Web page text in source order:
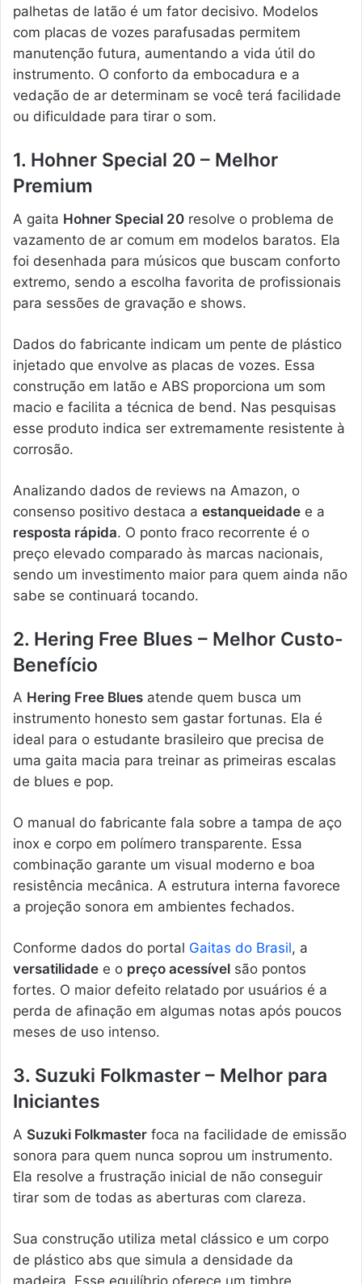
palhetas de latão é um fator decisivo. Modelos
com placas de vozes parafusadas permitem
manutenção futura, aumentando a vida útil do
instrumento. O conforto da embocadura e a
vedação de ar determinam se você terá facilidade
ou dificuldade para tirar o som.
1. Hohner Special 20 – Melhor
Premium
A gaita Hohner Special 20 resolve o problema de
vazamento de ar comum em modelos baratos. Ela
foi desenhada para músicos que buscam conforto
extremo, sendo a escolha favorita de profissionais
para sessões de gravação e shows.
Dados do fabricante indicam um pente de plástico
injetado que envolve as placas de vozes. Essa
construção em latão e ABS proporciona um som
macio e facilita a técnica de bend. Nas pesquisas
esse produto indica ser extremamente resistente à
corrosão.
Analizando dados de reviews na Amazon, o
consenso positivo destaca a estanqueidade e a
resposta rápida. O ponto fraco recorrente é o
preço elevado comparado às marcas nacionais,
sendo um investimento maior para quem ainda não
sabe se continuará tocando.
2. Hering Free Blues – Melhor Custo-
Benefício
A Hering Free Blues atende quem busca um
instrumento honesto sem gastar fortunas. Ela é
ideal para o estudante brasileiro que precisa de
uma gaita macia para treinar as primeiras escalas
de blues e pop.
O manual do fabricante fala sobre a tampa de aço
inox e corpo em polímero transparente. Essa
combinação garante um visual moderno e boa
resistência mecânica. A estrutura interna favorece
a projeção sonora em ambientes fechados.
Conforme dados do portal Gaitas do Brasil, a
versatilidade e o preço acessível são pontos
fortes. O maior defeito relatado por usuários é a
perda de afinação em algumas notas após poucos
meses de uso intenso.
3. Suzuki Folkmaster – Melhor para
Iniciantes
A Suzuki Folkmaster foca na facilidade de emissão
sonora para quem nunca soprou um instrumento.
Ela resolve a frustração inicial de não conseguir
tirar som de todas as aberturas com clareza.
Sua construção utiliza metal clássico e um corpo
de plástico abs que simula a densidade da
madeira. Esse equilíbrio oferece um timbre